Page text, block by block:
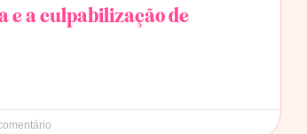
e a culpabilização de